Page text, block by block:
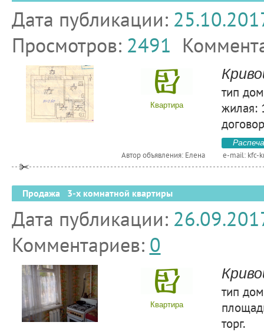
Дата публикации:
Просмотров: 2491
Квартира
тип
жилая:
Автор объявления: Елена e-mail: kfc-
Продажа 3-х комнатной квартиры
Дата публикации:
Комментариев: 0
Квартира
тип
торг.